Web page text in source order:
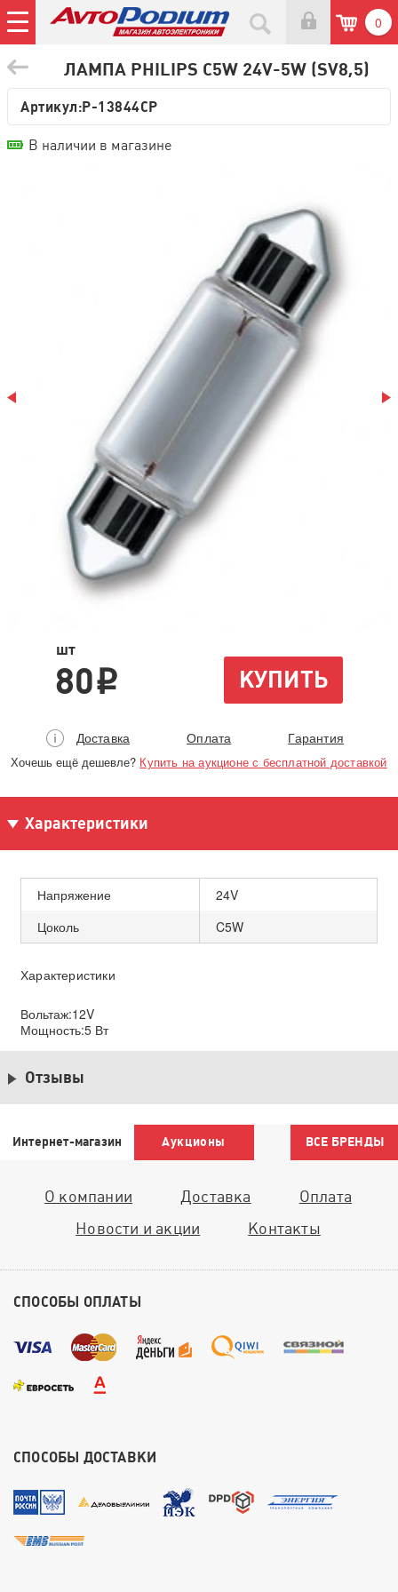
0
ЛАМПА PHILIPS C5W 24V-5W (SV8,5)
Артикул:P-13844CP
шт
80i КУПИТЬ
Доставка Оплата Гарантия
Хочешь ещё дешевле? Купить на аукционе с бесплатной доставкой
В наличии в магазине
Характеристики
Напряжение
24V
Цоколь
C5W
Характеристики
Вольтаж:12V
Мощность:5 Вт
Отзывы
Интернет-магазин Аукционы ВСЕ БРЕНДЫ
О компании Доставка
Оплата
Новости и акции
Контакты
СПОСОБЫ ОПЛАТЫ
СПОСОБЫ ДОСТАВКИ